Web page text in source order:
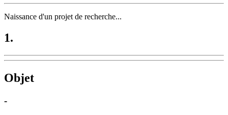
Naissance d'un projet de recherche...
1.
Objet
-